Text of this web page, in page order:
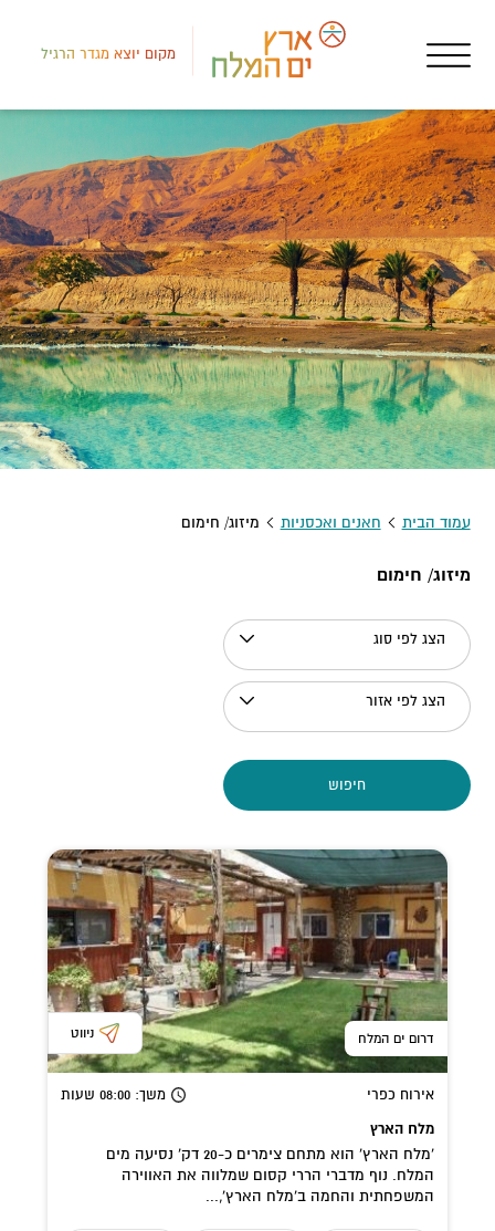
מקום יוצא מגדר הרגיל
עמוד הבית חאנים ואכסניות מיזוג/ חימום
מיזוג/ חימום
הצג לפי סוג
הצג לפי אזור
חיפוש
דרום ים המלח ניווט
אירוח כפרי משך: 08:00 שעות
מלח הארץ
'מלח הארץ' הוא מתחם צימרים כ-20 דק' נסיעה מים
המלח. נוף מדברי הררי קסום שמלווה את האווירה
המשפחתית והחמה ב'מלח הארץ',...